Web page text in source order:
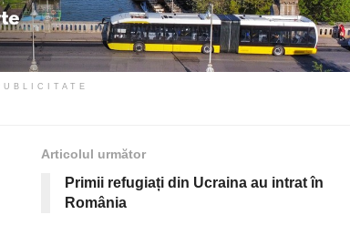
Articolul următor
Primii refugiați din Ucraina au intrat în
România